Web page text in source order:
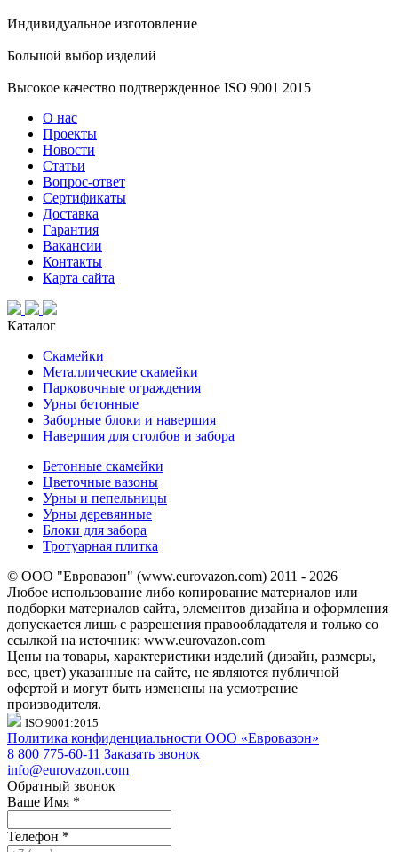
Индивидуальное изготовление
Большой выбор изделий
Высокое качество подтвержденное ISO 9001 2015
О нас
Проекты
Новости
Статьи
Вопрос-ответ
Сертификаты
Доставка
Гарантия
Вакансии
Контакты
Карта сайта
Каталог
Скамейки
Металлические скамейки
Парковочные ограждения
Урны бетонные
Заборные блоки и навершия
Навершия для столбов и забора
Бетонные скамейки
Цветочные вазоны
Урны и пепельницы
Урны деревянные
Блоки для забора
Тротуарная плитка
© ООО "Евровазон" (www.eurovazon.com) 2011 - 2026
Любое использование либо копирование материалов или
подборки материалов сайта, элементов дизайна и оформления
допускается лишь с разрешения правообладателя и только со
ссылкой на источник: www.eurovazon.com
Цены на товары, характеристики изделий (дизайн, размеры,
вес, цвет) указанные на сайте, не являются публичной
офертой и могут быть изменены на усмотрение
производителя.
ISO 9001:2015
Политика конфиденциальности ООО «Евровазон»
8 800 775-60-11 Заказать звонок
info@eurovazon.com
Обратный звонок
Ваше Имя *
Телефон *